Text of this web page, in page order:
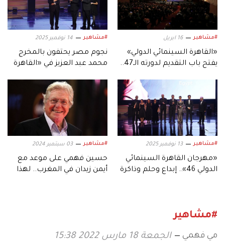
#مشاهير 16 ابريل
«القاهرة السينمائي الدولي»
يفتح باب التقديم لدورته الـ47..
#مشاهير 14 نوفمبر 2025
نجوم مصر يحتفون بالمخرج
محمد عبد العزيز في «القاهرة
#مشاهير 13 نوفمبر 2025
«مهرجان القاهرة السينمائي
الدولي 46».. إبداع وحلم وذاكرة
#مشاهير 03 سبتمبر 2024
حسين فهمي على موعد مع
أيمن زيدان في المغرب.. لهذا
#مشاهير
مي فهمي الجمعة 18 مارس 2022 15:38